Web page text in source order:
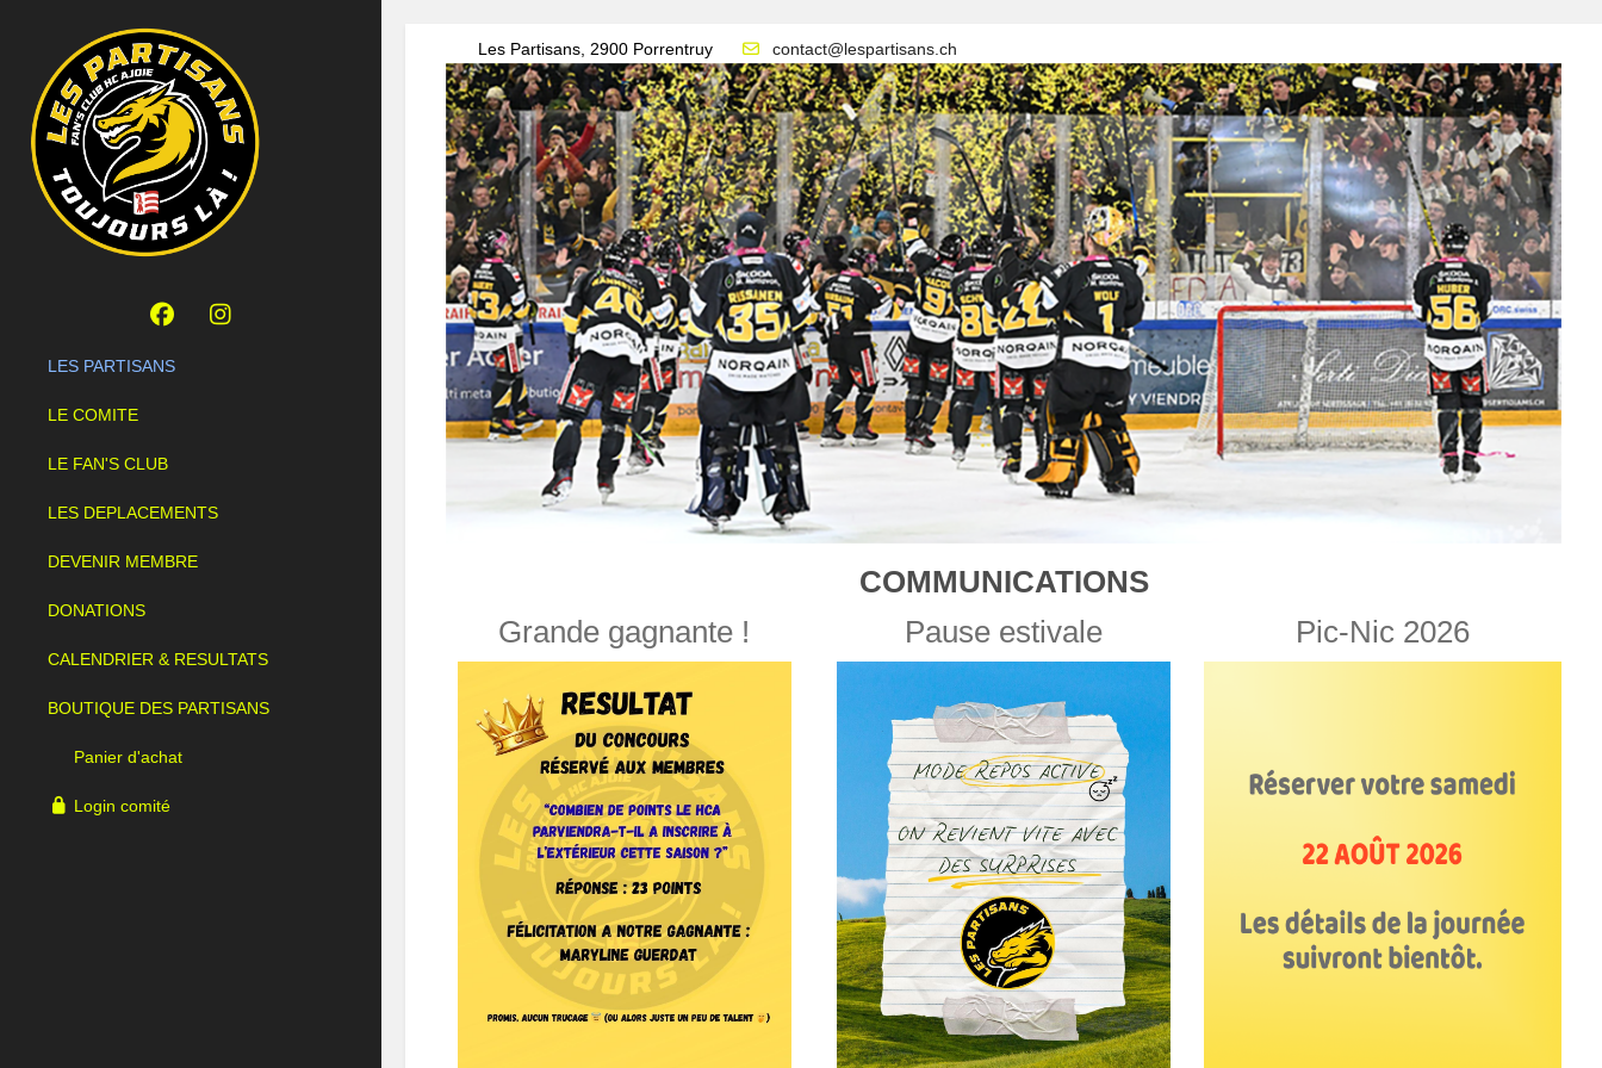
LES PARTISANS
LE COMITE
LE FAN'S CLUB
LES DEPLACEMENTS
DEVENIR MEMBRE
DONATIONS
CALENDRIER & RESULTATS
BOUTIQUE DES PARTISANS
Panier d'achat
Login comité
Les Partisans, 2900 Porrentruy contact@lespartisans.ch
COMMUNICATIONS
Grande gagnante !
Pause estivale Pic-Nic 2026